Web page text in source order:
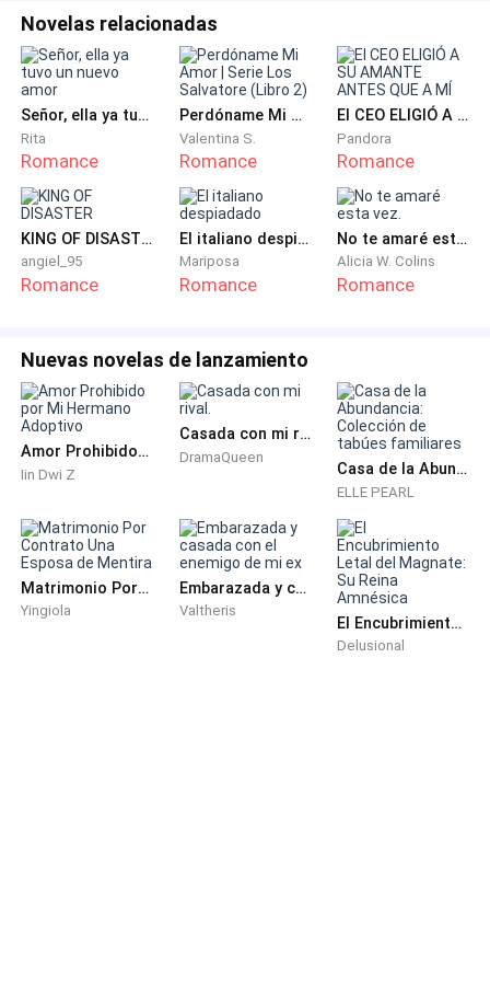
Durante el viaje se quedó dormida, todo el día había
sido golpeada por su madre y luego por su gordo y
repugnante esposo y estaba agotada de tanto llorar,
suplicar y que nadie la ayudara.
En el aeropuerto de Münich un Rolls Royce negro los
esperaba, después de ser obligada a bajar a
bofetadas subió al auto y fue llevada a una mansión
estilo Victoriano donde unos sujetos armados la
condujeron hasta una amplia oficina.
retirarse.
De pie frente a la ventana se encontraba un hombre
de 28 años, 1.90 m y 82 kg, alto, de buen cuerpo y
porte elegante. En cuanto los hombres se retiraron se
giró para ver a la hermosa joven de 23 años.
(Vaya, es más hermosa que en las fotos, sin duda
Justin tiene buen gusto, lástima ahora es mía)
Novelas relacionadas
Señor, ella ya tuvo un nuevo amor
Rita
Romance
Perdóname Mi Amor | Serie Los Salvatore (Libro 2)
Valentina S.
Romance
El CEO ELIGIÓ A SU AMANTE ANTES QUE A MÍ
Pandora
Romance
KING OF DISASTER
angiel_95
Romance
El italiano despiadado
Mariposa
Romance
No te amaré esta vez.
Alicia W. Colins
Romance
Nuevas novelas de lanzamiento
Amor Prohibido por Mi Hermano Adoptivo
Iin Dwi Z
Casada con mi rival.
DramaQueen
Casa de la Abundancia: Colección de tabúes familiares
ELLE PEARL
Matrimonio Por Contrato Una Esposa de Mentira
Yingiola
Embarazada y casada con el enemigo de mi ex
Valtheris
El Encubrimiento Letal del Magnate: Su Reina Amnésica
Delusional